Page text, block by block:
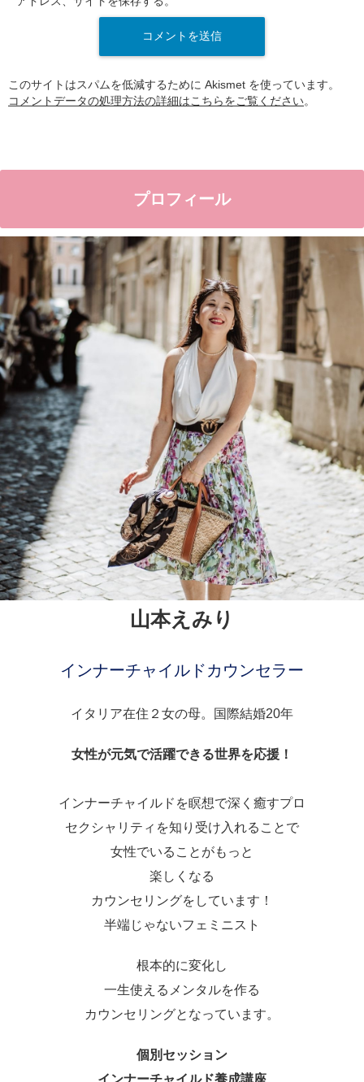
このサイトはスパムを低減するために Akismet を使っています。
コメントデータの処理方法の詳細はこちらをご覧ください。
プロフィール
山本えみり
インナーチャイルドカウンセラー
イタリア在住２女の母。国際結婚20年
女性が元気で活躍できる世界を応援！
インナーチャイルドを瞑想で深く癒すプロ
セクシャリティを知り受け入れることで
女性でいることがもっと
楽しくなる
カウンセリングをしています！
半端じゃないフェミニスト
根本的に変化し
一生使えるメンタルを作る
カウンセリングとなっています。
個別セッション
インナーチャイルド養成講座